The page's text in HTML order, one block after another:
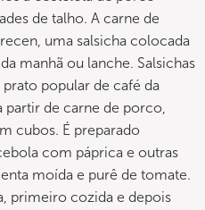
de talho. A carne de
uma salsicha colocada
manhã ou lanche. Salsichas
popular de café da
partir de carne de porco,
cubos. É preparado
com páprica e outras
moída e purê de tomate.
primeiro cozida e depois